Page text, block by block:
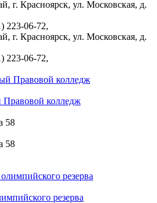
г. Красноярск, ул. Московская, д.
223-06-72,
г. Красноярск, ул. Московская, д.
223-06-72,
колледж
58
58
резерва